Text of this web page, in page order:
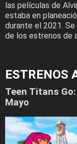
las películas de
estaba en
durante el 2021.
de los estrenos de
ESTRENOS
Teen Titans
Mayo